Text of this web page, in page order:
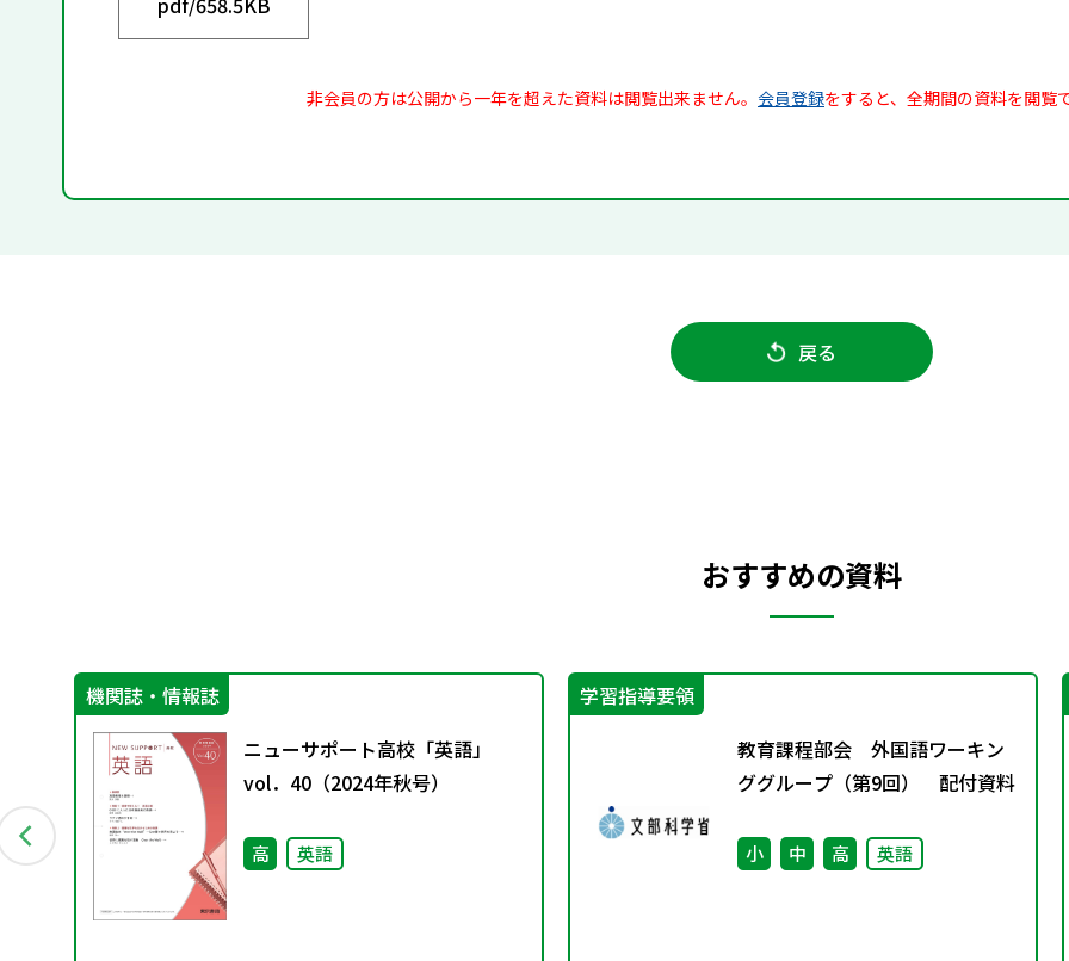
非会員の方は公開から一年を超えた資料は閲覧出来ません。 会員登録をすると、全期間の資料を閲覧
戻る
おすすめの資料
あ
機関誌・情報誌
ニューサポート高校「英語」
vol．40（2024年秋号）
高 英語
学習指導要領
教育課程部会 外国語ワーキン
ググループ（第9回） 配付資料
小 中 高 英語